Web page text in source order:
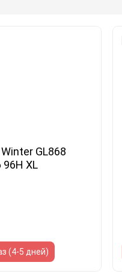
GL868
96H XL
(4-5 дней)